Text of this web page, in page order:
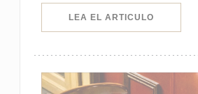
LEA EL ARTICULO((ABRE